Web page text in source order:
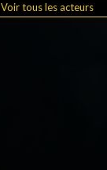
Voir tous les acteurs